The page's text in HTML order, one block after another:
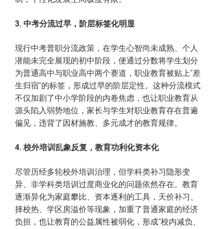
3. 中考分流过早，阶层标签化明显
现行中考普职分流政策，在学生心智尚未成熟、个人
潜能未完全展现的初中阶段，便通过分数将学生划分
为普通高中与职业高中两个赛道，职业教育被贴上“差
生归宿”的标签，形成过早的阶层定性。这种分流模式
不仅加剧了中小学阶段的内卷焦虑，也让职业教育从
源头陷入弱势地位，家长与学生对职业教育存在普遍
偏见，违背了因材施教、多元成才的教育规律。
4. 校外培训乱象反复，教育功利化资本化
尽管历经多轮校外培训治理，但学科类补习隐形变
异、非学科类培训过度商业化的问题依然存在。教育
逐渐异化为家庭攀比、资本逐利的工具，天价补习、
择校热、学区房溢价等现象，加重了普通家庭的经济
负担，也让教育的公益属性被弱化，形成“校内减负、